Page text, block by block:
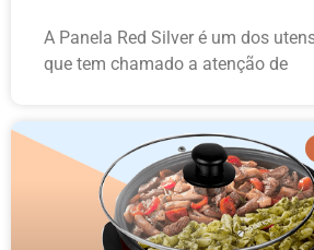
A Panela Red Silver é um dos
que tem chamado a atenção de